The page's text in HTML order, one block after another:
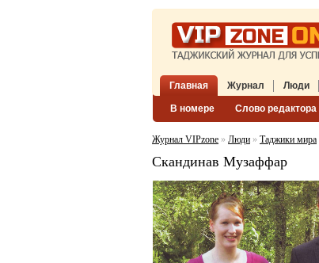
Главная Журнал
В номере Слово редактора
Люди
Журнал VIPzone » Люди » Таджики мира
Скандинав Музаффар